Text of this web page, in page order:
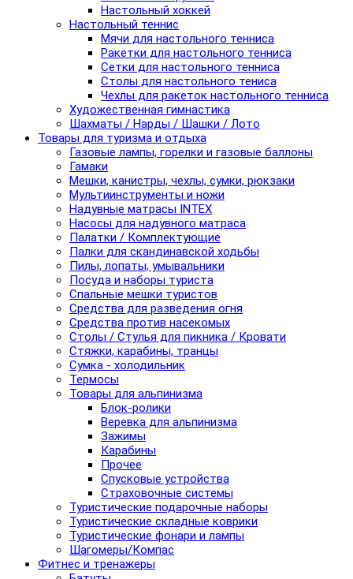
Настольный хоккей
Настольный теннис
Мячи для настольного тенниса
Ракетки для настольного тенниса
Сетки для настольного тенниса
Столы для настольного тениса
Чехлы для ракеток настольного тенниса
Художественная гимнастика
Шахматы / Нарды / Шашки / Лото
Товары для туризма и отдыха
Газовые лампы, горелки и газовые баллоны
Гамаки
Мешки, канистры, чехлы, сумки, рюкзаки
Мультиинструменты и ножи
Надувные матрасы INTEX
Насосы для надувного матраса
Палатки / Комплектующие
Палки для скандинавской ходьбы
Пилы, лопаты, умывальники
Посуда и наборы туриста
Спальные мешки туристов
Средства для разведения огня
Средства против насекомых
Столы / Стулья для пикника / Кровати
Стяжки, карабины, транцы
Сумка - холодильник
Термосы
Товары для альпинизма
Блок-ролики
Веревка для альпинизма
Зажимы
Карабины
Прочее
Спусковые устройства
Страховочные системы
Туристические подарочные наборы
Туристические складные коврики
Туристические фонари и лампы
Шагомеры/Компас
Фитнес и тренажеры